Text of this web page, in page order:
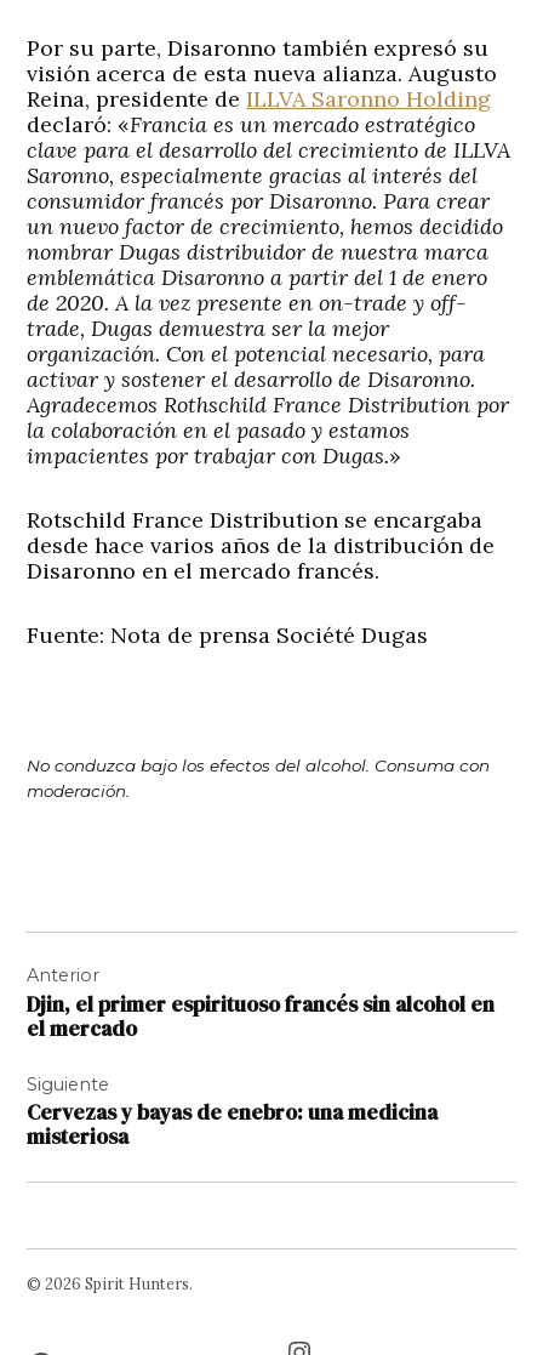
Por su parte, Disaronno también expresó su
visión acerca de esta nueva alianza. Augusto
Reina, presidente deILLVA Saronno Holding
declaró: «Francia es un mercado estratégico
clave para el desarrollo del crecimiento de ILLVA
Saronno, especialmente gracias al interés del
consumidor francés por Disaronno. Para crear
un nuevo factor de crecimiento, hemos decidido
nombrar Dugas distribuidor de nuestra marca
emblemática Disaronno a partir del 1 de enero
de 2020. A la vez presente en on-trade y off-
trade, Dugas demuestra ser la mejor
organización. Con el potencial necesario, para
activar y sostener el desarrollo de Disaronno.
Agradecemos Rothschild France Distribution por
la colaboración en el pasado y estamos
impacientes por trabajar con Dugas.»
Rotschild France Distribution se encargaba
desde hace varios años de la distribución de
Disaronno en el mercado francés.
Fuente: Nota de prensa Société Dugas
No conduzca bajo los efectos del alcohol. Consuma con
moderación.
de
entradas
Anterior
Djin, el primer espirituoso francés sin alcohol en
el mercado
Siguiente
Cervezas y bayas de enebro: una medicina
misteriosa
© 2026 Spirit Hunters.